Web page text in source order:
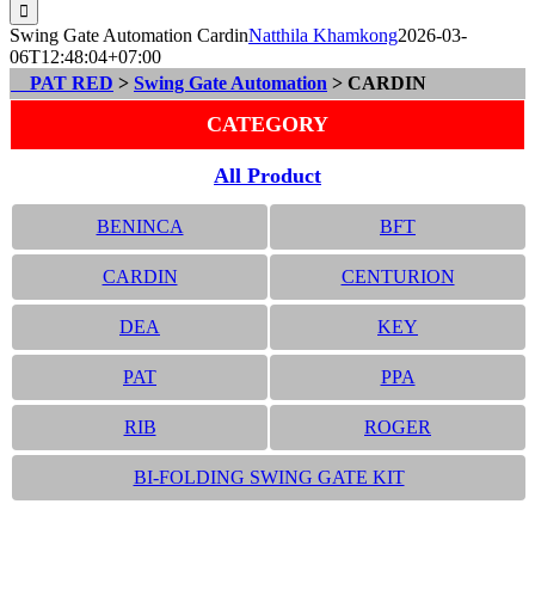
Swing Gate Automation CardinNatthila Khamkong2026-03-
06T12:48:04+07:00
PAT RED > Swing Gate Automation > CARDIN
CATEGORY
All Product
BENINCA BFT
CARDIN CENTURION
DEA KEY
PAT PPA
RIB ROGER
BI-FOLDING SWING GATE KIT